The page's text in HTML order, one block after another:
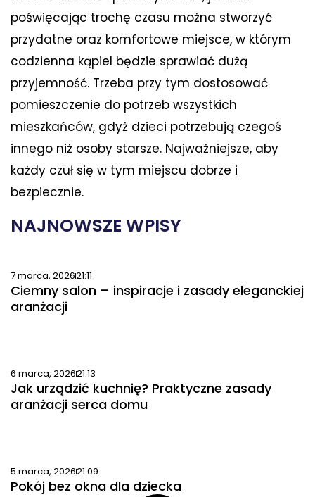
poświęcając trochę czasu można stworzyć
przydatne oraz komfortowe miejsce, w którym
codzienna kąpiel będzie sprawiać dużą
przyjemność. Trzeba przy tym dostosować
pomieszczenie do potrzeb wszystkich
mieszkańców, gdyż dzieci potrzebują czegoś
innego niż osoby starsze. Najważniejsze, aby
każdy czuł się w tym miejscu dobrze i
bezpiecznie.
NAJNOWSZE WPISY
7 marca, 202621:11
Ciemny salon – inspiracje i zasady eleganckiej
aranżacji
6 marca, 202621:13
Jak urządzić kuchnię? Praktyczne zasady
aranżacji serca domu
5 marca, 202621:09
Pokój bez okna dla dziecka